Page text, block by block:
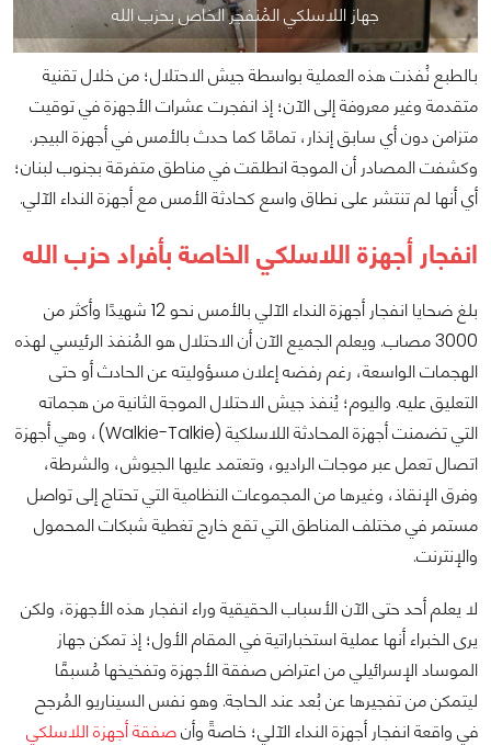
جهاز اللاسلكي المُنفجر الخاص بحزب الله
بالطبع نُفذت هذه العملية بواسطة جيش الاحتلال؛ من خلال تقنية
متقدمة وغير معروفة إلى الآن؛ إذ انفجرت عشرات الأجهزة في توقيت
متزامن دون أي سابق إنذار، تمامًا كما حدث بالأمس في أجهزة البيجر.
وكشفت المصادر أن الموجة انطلقت في مناطق متفرقة بجنوب لبنان؛
أي أنها لم تنتشر على نطاق واسع كحادثة الأمس مع أجهزة النداء الآلي.
انفجار أجهزة اللاسلكي الخاصة بأفراد حزب الله
بلغ ضحايا انفجار أجهزة النداء الآلي بالأمس نحو 12 شهيدًا وأكثر من
3000 مصاب. ويعلم الجميع الآن أن الاحتلال هو المُنفذ الرئيسي لهذه
الهجمات الواسعة، رغم رفضه إعلان مسؤوليته عن الحادث أو حتى
التعليق عليه. واليوم؛ يُنفذ جيش الاحتلال الموجة الثانية من هجماته
التي تضمنت أجهزة المحادثة اللاسلكية (Walkie-Talkie)، وهي أجهزة
اتصال تعمل عبر موجات الراديو، وتعتمد عليها الجيوش، والشرطة،
وفرق الإنقاذ، وغيرها من المجموعات النظامية التي تحتاج إلى تواصل
مستمر في مختلف المناطق التي تقع خارج تغطية شبكات المحمول
والإنترنت.
لا يعلم أحد حتى الآن الأسباب الحقيقية وراء انفجار هذه الأجهزة، ولكن
يرى الخبراء أنها عملية استخباراتية في المقام الأول؛ إذ تمكن جهاز
الموساد الإسرائيلي من اعتراض صفقة الأجهزة وتفخيخها مُسبقًا
ليتمكن من تفجيرها عن بُعد عند الحاجة. وهو نفس السيناريو المُرجح
في واقعة انفجار أجهزة النداء الآلي؛ خاصةً وأنصفقة أجهزة اللاسلكي